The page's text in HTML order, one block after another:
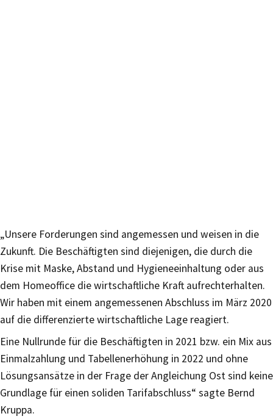
„Unsere Forderungen sind angemessen und weisen in die
Zukunft. Die Beschäftigten sind diejenigen, die durch die
Krise mit Maske, Abstand und Hygieneeinhaltung oder aus
dem Homeoffice die wirtschaftliche Kraft aufrechterhalten.
Wir haben mit einem angemessenen Abschluss im März 2020
auf die differenzierte wirtschaftliche Lage reagiert.
Eine Nullrunde für die Beschäftigten in 2021 bzw. ein Mix aus
Einmalzahlung und Tabellenerhöhung in 2022 und ohne
Lösungsansätze in der Frage der Angleichung Ost sind keine
Grundlage für einen soliden Tarifabschluss“ sagte Bernd
Kruppa.